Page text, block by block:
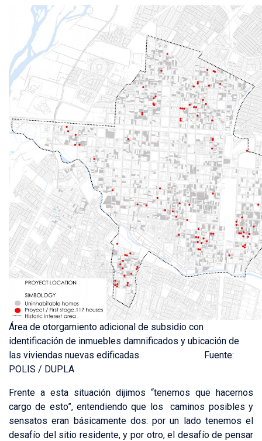
Área de otorgamiento adicional de subsidio con
identificación de inmuebles damnificados y ubicación de
las viviendas nuevas edificadas. Fuente:
POLIS / DUPLA
Frente a esta situación dijimos “tenemos que hacernos
cargo de esto”, entendiendo que los caminos posibles y
sensatos eran básicamente dos: por un lado tenemos el
desafío del sitio residente, y por otro, el desafío de pensar